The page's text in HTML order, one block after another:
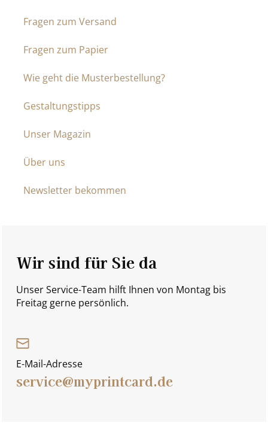
Fragen zum Versand
Fragen zum Papier
Wie geht die Musterbestellung?
Gestaltungstipps
Unser Magazin
Über uns
Newsletter bekommen
Wir sind für Sie da
Unser Service-Team hilft Ihnen von Montag bis
Freitag gerne persönlich.
E-Mail-Adresse
service@myprintcard.de